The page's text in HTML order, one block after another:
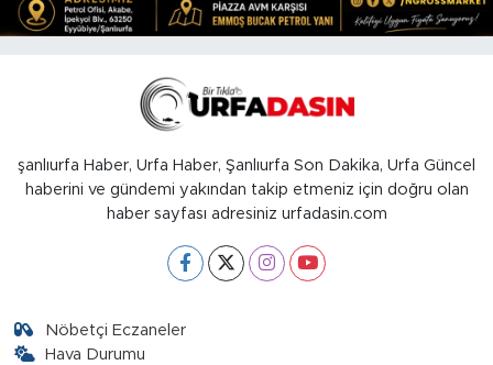
şanlıurfa Haber, Urfa Haber, Şanlıurfa Son Dakika, Urfa Güncel
haberini ve gündemi yakından takip etmeniz için doğru olan
haber sayfası adresiniz urfadasin.com
Nöbetçi Eczaneler
Hava Durumu